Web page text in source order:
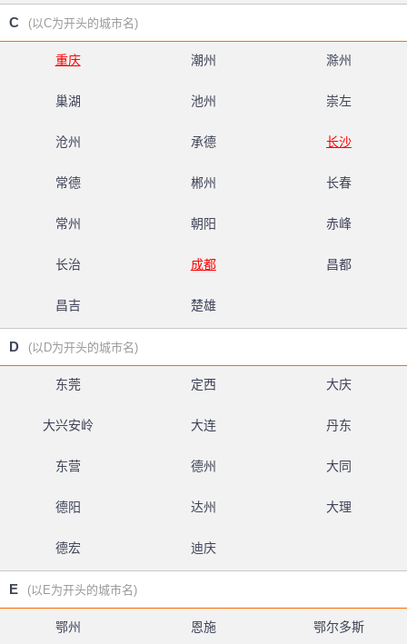
C (以C为开头的城市名)
重庆 潮州 滁州
巢湖 池州 崇左
沧州 承德 长沙
常德 郴州 长春
常州 朝阳 赤峰
长治 成都 昌都
昌吉 楚雄
D (以D为开头的城市名)
东莞 定西 大庆
大兴安岭 大连 丹东
东营 德州 大同
德阳 达州 大理
德宏 迪庆
E (以E为开头的城市名)
鄂州 恩施 鄂尔多斯